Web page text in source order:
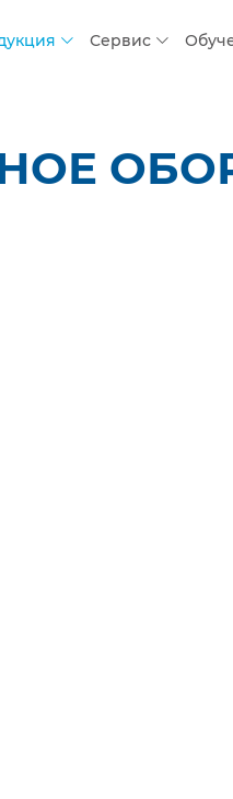
Сервис